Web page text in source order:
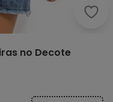
no Decote